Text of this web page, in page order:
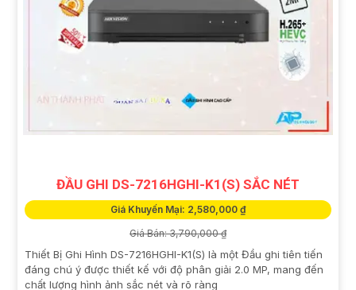
ĐẦU GHI DS-7216HGHI-K1(S) SẮC NÉT
Giá Khuyến Mại: 2,580,000 ₫
Giá Bán: 3,790,000 ₫
Thiết Bị Ghi Hình DS-7216HGHI-K1(S) là một Đầu ghi tiên tiến
đáng chú ý được thiết kế với độ phân giải 2.0 MP, mang đến
chất lượng hình ảnh sắc nét và rõ ràng